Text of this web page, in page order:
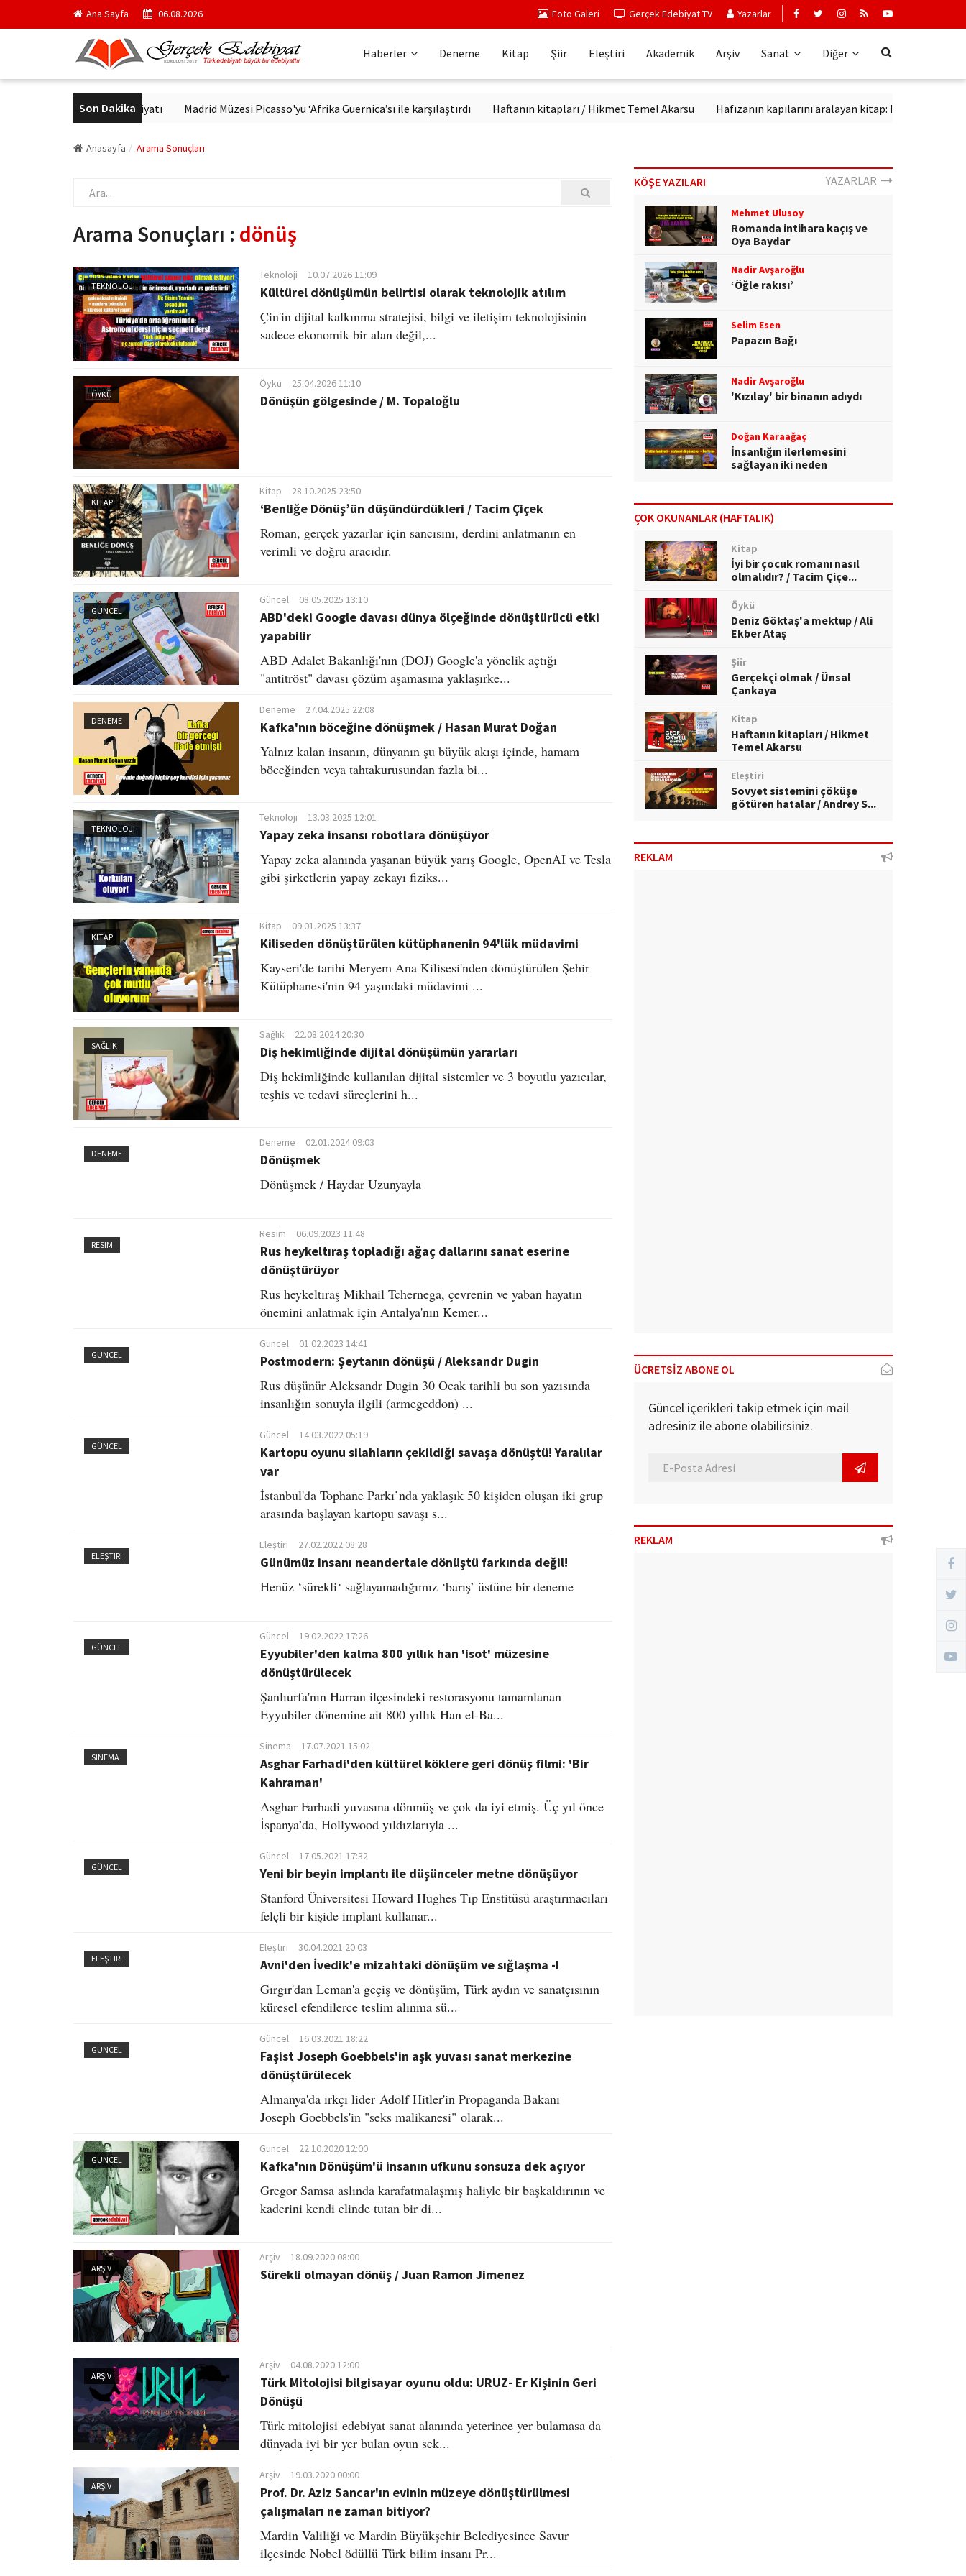
Ana Sayfa 06.08.2026 Foto Galeri Gerçek Edebiyat TV Yazarlar
Haberler Deneme Kitap Şiir Eleştiri Akademik Arşiv Sanat Diğer
Son Dakika
Modern Alman Edebiyatı Madrid Müzesi Picasso'yu ‘Afrika Guernica’sı ile karşılaştırdı Haftanın kitapları / Hikmet Temel Akarsu Hafızanın kapılarını aralayan kitap: Kırık Anahtar
Anasayfa Arama Sonuçları
Arama Sonuçları : dönüş
TEKNOLOJI
Teknoloji 10.07.2026 11:09
Kültürel dönüşümün belirtisi olarak teknolojik atılım
Çin'in dijital kalkınma stratejisi, bilgi ve iletişim teknolojisinin
sadece ekonomik bir alan değil,...
ÖYKÜ
Öykü 25.04.2026 11:10
Dönüşün gölgesinde / M. Topaloğlu
KITAP
Kitap 28.10.2025 23:50
‘Benliğe Dönüş’ün düşündürdükleri / Tacim Çiçek
Roman, gerçek yazarlar için sancısını, derdini anlatmanın en
verimli ve doğru aracıdır.
GÜNCEL
Güncel 08.05.2025 13:10
ABD'deki Google davası dünya ölçeğinde dönüştürücü etki
yapabilir
ABD Adalet Bakanlığı'nın (DOJ) Google'a yönelik açtığı
"antitröst" davası çözüm aşamasına yaklaşırke...
DENEME
Deneme 27.04.2025 22:08
Kafka'nın böceğine dönüşmek / Hasan Murat Doğan
Yalnız kalan insanın, dünyanın şu büyük akışı içinde, hamam
böceğinden veya tahtakurusundan fazla bi...
TEKNOLOJI
Teknoloji 13.03.2025 12:01
Yapay zeka insansı robotlara dönüşüyor
Yapay zeka alanında yaşanan büyük yarış Google, OpenAI ve Tesla
gibi şirketlerin yapay zekayı fiziks...
KITAP
Kitap 09.01.2025 13:37
Kiliseden dönüştürülen kütüphanenin 94'lük müdavimi
Kayseri'de tarihi Meryem Ana Kilisesi'nden dönüştürülen Şehir
Kütüphanesi'nin 94 yaşındaki müdavimi ...
SAĞLIK
Sağlık 22.08.2024 20:30
Diş hekimliğinde dijital dönüşümün yararları​
Diş hekimliğinde kullanılan dijital sistemler ve 3 boyutlu yazıcılar,
teşhis ve tedavi süreçlerini h...
DENEME
Deneme 02.01.2024 09:03
Dönüşmek
Dönüşmek / Haydar Uzunyayla
RESIM
Resim 06.09.2023 11:48
Rus heykeltıraş topladığı ağaç dallarını sanat eserine
dönüştürüyor
Rus heykeltıraş Mikhail Tchernega, çevrenin ve yaban hayatın
önemini anlatmak için Antalya'nın Kemer...
GÜNCEL
Güncel 01.02.2023 14:41
Postmodern: Şeytanın dönüşü / Aleksandr Dugin
Rus düşünür Aleksandr Dugin 30 Ocak tarihli bu son yazısında
insanlığın sonuyla ilgili (armegeddon) ...
GÜNCEL
Güncel 14.03.2022 05:19
Kartopu oyunu silahların çekildiği savaşa dönüştü! Yaralılar
var
İstanbul'da Tophane Parkı’nda yaklaşık 50 kişiden oluşan iki grup
arasında başlayan kartopu savaşı s...
ELEŞTIRI
Eleştiri 27.02.2022 08:28
Günümüz insanı neandertale dönüştü farkında değil!
Henüz ‘sürekli‘ sağlayamadığımız ‘barış’ üstüne bir deneme
GÜNCEL
Güncel 19.02.2022 17:26
Eyyubiler'den kalma 800 yıllık han 'isot' müzesine
dönüştürülecek
Şanlıurfa'nın Harran ilçesindeki restorasyonu tamamlanan
Eyyubiler dönemine ait 800 yıllık Han el-Ba...
SINEMA
Sinema 17.07.2021 15:02
Asghar Farhadi'den kültürel köklere geri dönüş filmi: 'Bir
Kahraman'
Asghar Farhadi yuvasına dönmüş ve çok da iyi etmiş. Üç yıl önce
İspanya’da, Hollywood yıldızlarıyla ...
GÜNCEL
Güncel 17.05.2021 17:32
Yeni bir beyin implantı ile düşünceler metne dönüşüyor
Stanford Üniversitesi Howard Hughes Tıp Enstitüsü araştırmacıları
felçli bir kişide implant kullanar...
ELEŞTIRI
Eleştiri 30.04.2021 20:03
Avni'den İvedik'e mizahtaki dönüşüm ve sığlaşma -I
Gırgır'dan Leman'a geçiş ve dönüşüm, Türk aydın ve sanatçısının
küresel efendilerce teslim alınma sü...
GÜNCEL
Güncel 16.03.2021 18:22
Faşist Joseph Goebbels'in aşk yuvası sanat merkezine
dönüştürülecek
Almanya'da ırkçı lider Adolf Hitler'in Propaganda Bakanı
Joseph Goebbels'in "seks malikanesi" olarak...
GÜNCEL
Güncel 22.10.2020 12:00
Kafka'nın Dönüşüm'ü insanın ufkunu sonsuza dek açıyor
Gregor Samsa aslında karafatmalaşmış haliyle bir başkaldırının ve
kaderini kendi elinde tutan bir di...
ARŞIV
Arşiv 18.09.2020 08:00
Sürekli olmayan dönüş / Juan Ramon Jimenez
ARŞIV
Arşiv 04.08.2020 12:00
Türk Mitolojisi bilgisayar oyunu oldu: URUZ- Er Kişinin Geri
Dönüşü
Türk mitolojisi edebiyat sanat alanında yeterince yer bulamasa da
dünyada iyi bir yer bulan oyun sek...
ARŞIV
Arşiv 19.03.2020 00:00
Prof. Dr. Aziz Sancar'ın evinin müzeye dönüştürülmesi
çalışmaları ne zaman bitiyor?
Mardin Valiliği ve Mardin Büyükşehir Belediyesince Savur
ilçesinde Nobel ödüllü Türk bilim insanı Pr...
KÖŞE YAZILARI YAZARLAR
Mehmet Ulusoy
Romanda intihara kaçış ve
Oya Baydar
Nadir Avşaroğlu
‘Öğle rakısı’
Selim Esen
Papazın Bağı
Nadir Avşaroğlu
'Kızılay' bir binanın adıydı
Doğan Karaağaç
İnsanlığın ilerlemesini
sağlayan iki neden
ÇOK OKUNANLAR (HAFTALIK)
Kitap
İyi bir çocuk romanı nasıl
olmalıdır? / Tacim Çiçe...
Öykü
Deniz Göktaş'a mektup / Ali
Ekber Ataş
Şiir
Gerçekçi olmak / Ünsal
Çankaya
Kitap
Haftanın kitapları / Hikmet
Temel Akarsu
Eleştiri
Sovyet sistemini çöküşe
götüren hatalar / Andrey S...
REKLAM
ÜCRETSİZ ABONE OL
Güncel içerikleri takip etmek için mail
adresiniz ile abone olabilirsiniz.
REKLAM